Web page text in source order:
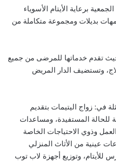
برعاية الأيتام الأسوياء
بديلات ومجموعة متكاملة من
حيث تقدم خدماتها للمرضى من جميع
وتستضيف الدار المريض
في: زواج اليتيمات بتقديم
المستفيدة، ومساعدات
وذوي الاحتياجات الخاصة
عينية من الأثاث المنزلي
للأيتام، وتوزيع أجهزة لاب توب